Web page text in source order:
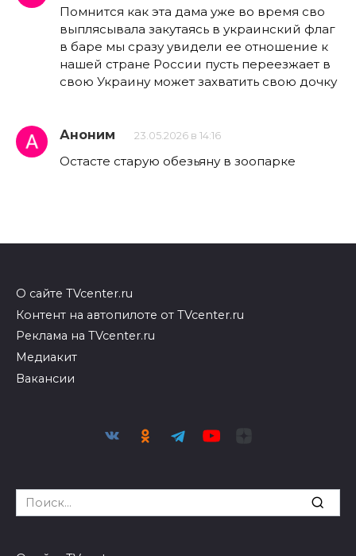
Помнится как эта дама уже во время сво
выплясывала закутаясь в украинский флаг
в баре мы сразу увидели ее отношение к
нашей стране России пусть переезжает в
свою Украину может захватить свою дочку
Аноним 23.05.2026 в 14:16
Остасте старую обезьяну в зоопарке
О сайте TVcenter.ru
Контент на автопилоте от TVcenter.ru
Реклама на TVcenter.ru
Медиакит
Вакансии
Search
for: